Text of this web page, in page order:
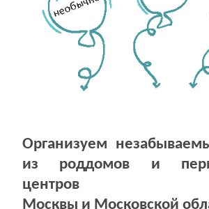
Организуем
из роддомов и
центров
Москвы и Московской